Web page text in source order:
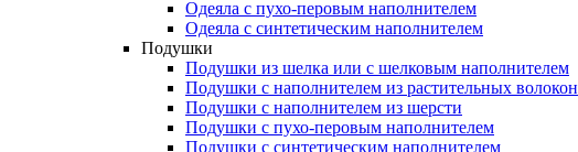
Одеяла с пухо-перовым наполнителем
Одеяла с синтетическим наполнителем
Подушки
Подушки из шелка или с шелковым наполнителем
Подушки с наполнителем из растительных волокон
Подушки с наполнителем из шерсти
Подушки с пухо-перовым наполнителем
Подушки с синтетическим наполнителем